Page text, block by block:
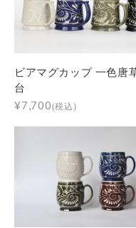
ビアマグカップ 一色唐
台
¥7,700(税込)